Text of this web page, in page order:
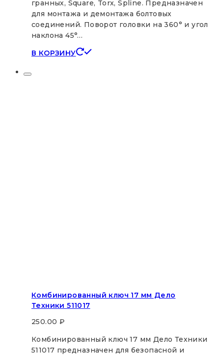
гранных, Square, Torx, Spline. Предназначен
для монтажа и демонтажа болтовых
соединений. Поворот головки на 360° и угол
наклона 45°…
В КОРЗИНУ
Комбинированный ключ 17 мм Дело
Техники 511017
250.00 ₽
Комбинированный ключ 17 мм Дело Техники
511017 предназначен для безопасной и